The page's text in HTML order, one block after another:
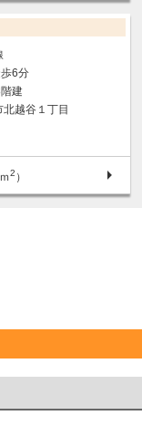
6分
建
越谷１丁目
2 ）